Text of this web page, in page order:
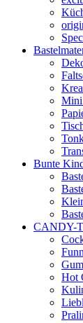
Mini
Bunte
CANDY-
Hot